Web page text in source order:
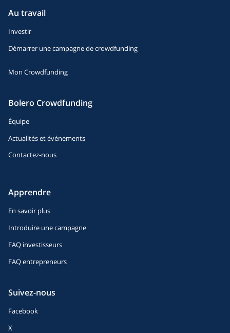
Au travail
Investir
Démarrer une campagne de crowdfunding
Mon Crowdfunding
Bolero Crowdfunding
Équipe
Actualités et événements
Contactez-nous
Apprendre
En savoir plus
Introduire une campagne
FAQ investisseurs
FAQ entrepreneurs
Suivez-nous
Facebook
X